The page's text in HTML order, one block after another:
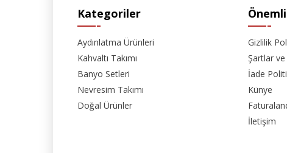
Kategoriler
Aydınlatma Ürünleri
Kahvaltı Takımı
Banyo Setleri
Nevresim Takımı
Doğal Ürünler
Gizlilik
Şartlar
İade
Künye
İletişim